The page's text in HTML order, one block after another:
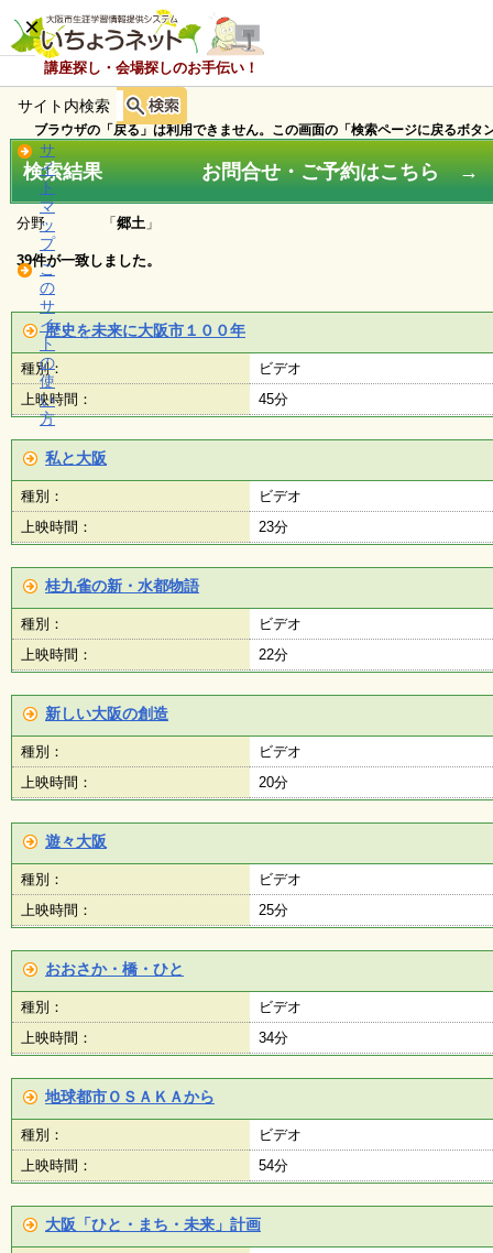
講座探し・会場探しのお手伝い！
×
ホ
ー
ム
お
知
ら
せ
講
座
・
イ
ベ
ン
ト
施
状
況
・
予
約
い
ち
ょ
う
並
展
覧
会
・
展
会
・
ギ
ャ
ラ
リ
ー
オ
ン
ラ
イ
サイト内検索
サ
イ
ト
マ
ッ
プ
こ
の
サ
イ
ト
の
使
い
方
ブラウザの「戻る」は利用できません。この画面の「検索ページに戻るボタ
検索結果 お問合せ・ご予約はこちら → ０
分野 「 郷土 」
39件が一致しました。
歴史を未来に大阪市１００年
種別：
ビデオ
上映時間：
45分
私と大阪
種別：
ビデオ
上映時間：
23分
桂九雀の新・水都物語
種別：
ビデオ
上映時間：
22分
新しい大阪の創造
種別：
ビデオ
上映時間：
20分
遊々大阪
種別：
ビデオ
上映時間：
25分
おおさか・橋・ひと
種別：
ビデオ
上映時間：
34分
地球都市ＯＳＡＫＡから
種別：
ビデオ
上映時間：
54分
大阪「ひと・まち・未来」計画